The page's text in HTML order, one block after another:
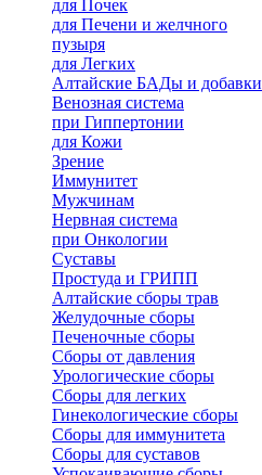
для Почек
для Печени и желчного
пузыря
для Легких
Алтайские БАДы и добавки
Венозная система
при Гиппертонии
для Кожи
Зрение
Иммунитет
Мужчинам
Нервная система
при Онкологии
Суставы
Простуда и ГРИПП
Алтайские сборы трав
Желудочные сборы
Печеночные сборы
Сборы от давления
Урологические сборы
Сборы для легких
Гинекологические сборы
Сборы для иммунитета
Сборы для суставов